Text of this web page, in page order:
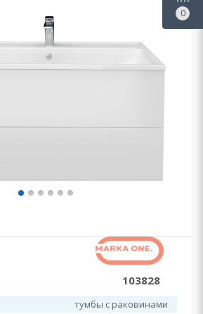
103828
тумбы с раковинами
0